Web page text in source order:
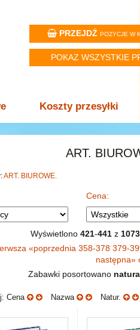
PRZEJDŹ POZYCJE W
POKAZ WSZYSTKIE
Koszty przesyłki
ART.
ART. BIUROWE.
Cena:
Wyświetlono 421-441z 1073
«poprzednia 358-378 379-
następna»
Zabawki posortowano
Cena Nazwa Natur.